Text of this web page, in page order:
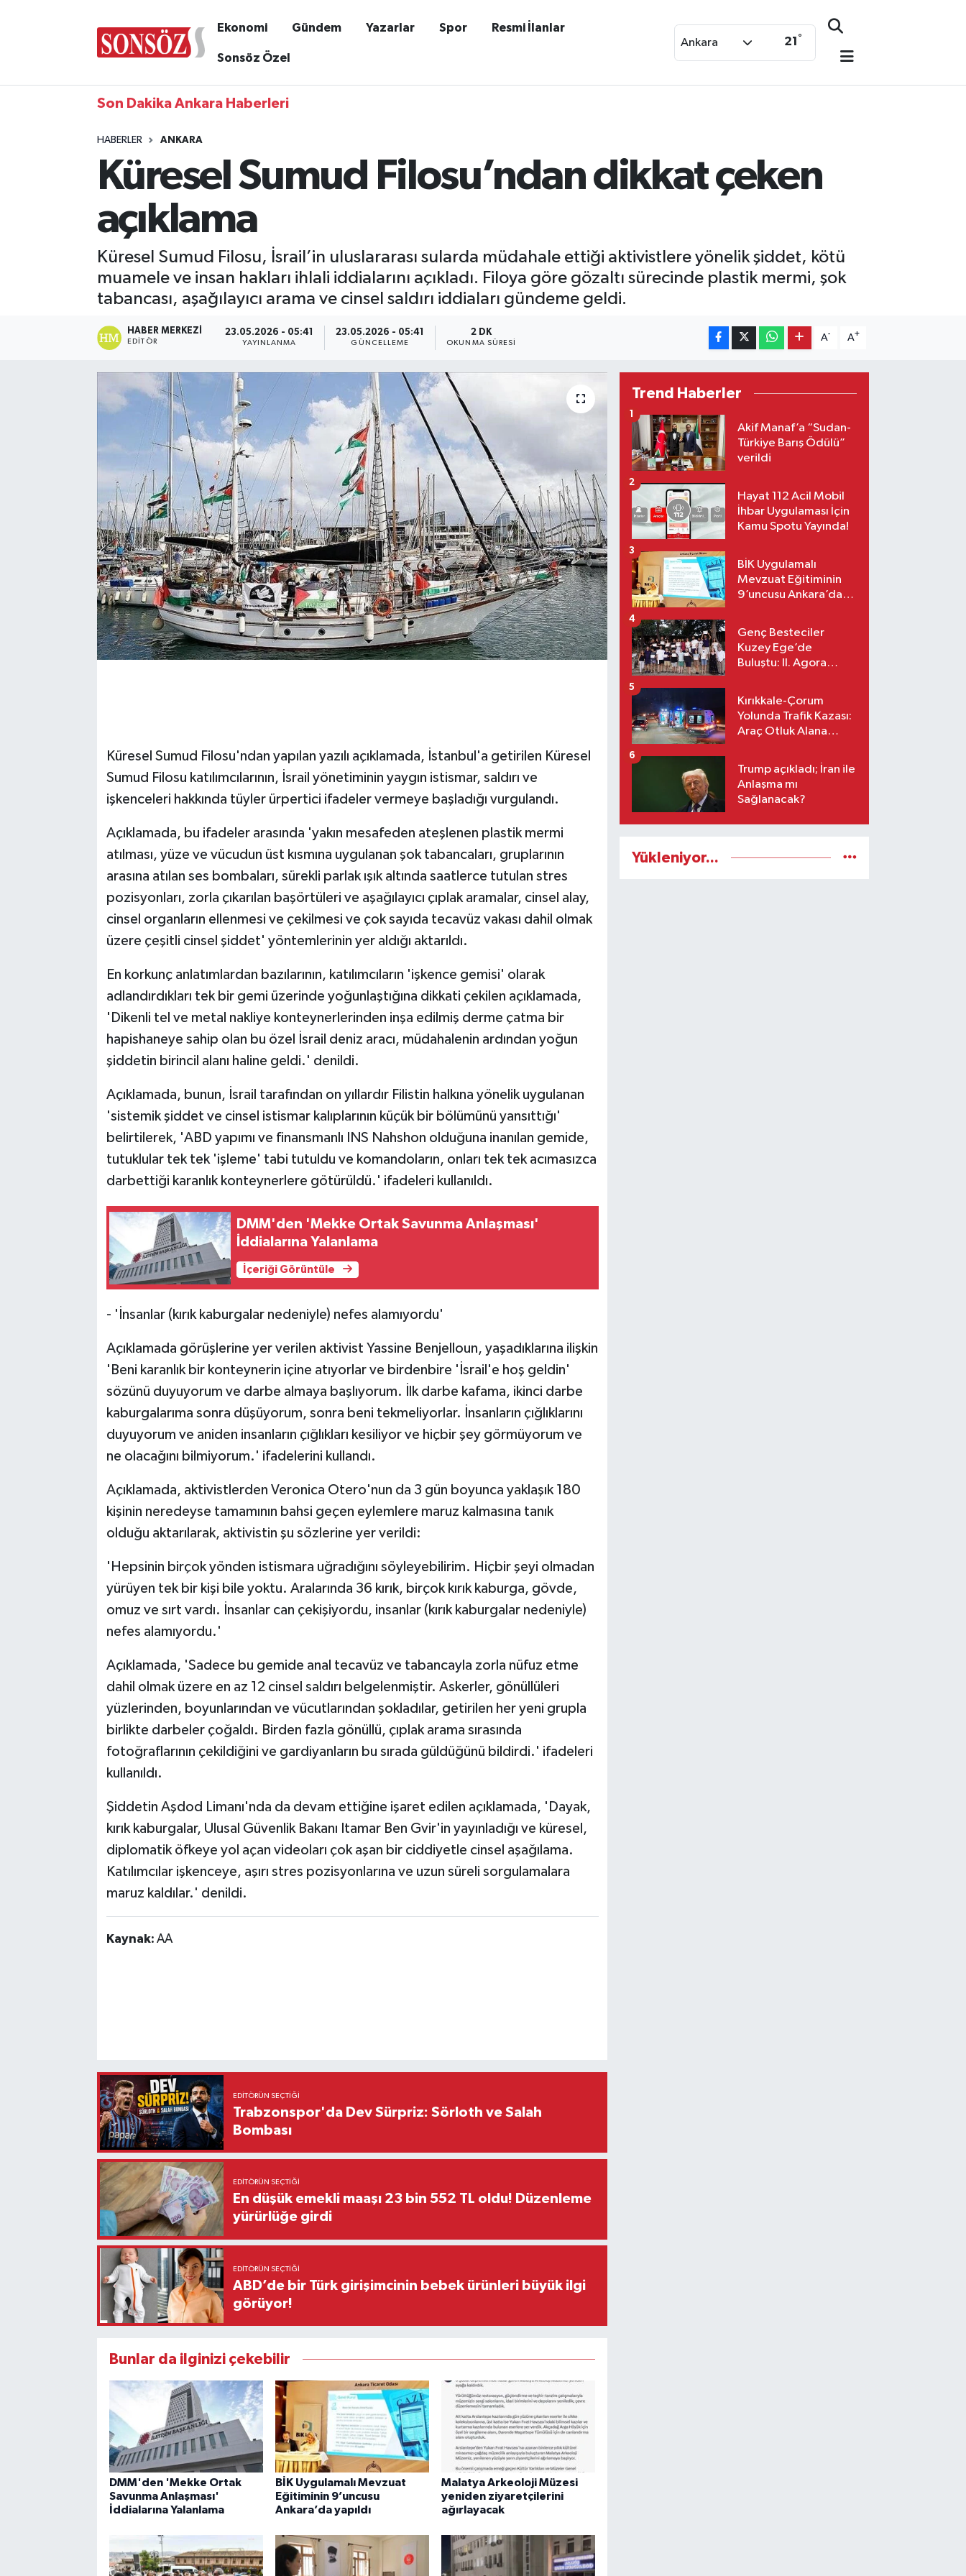
Ekonomi Gündem Yazarlar Spor Resmi İlanlar
Sonsöz Özel
Ankara 21 °
Son Dakika Ankara Haberleri
HABERLER ANKARA
Küresel Sumud Filosu’ndan dikkat çeken
açıklama
Küresel Sumud Filosu, İsrail’in uluslararası sularda müdahale ettiği aktivistlere yönelik şiddet, kötü
muamele ve insan hakları ihlali iddialarını açıkladı. Filoya göre gözaltı sürecinde plastik mermi, şok
tabancası, aşağılayıcı arama ve cinsel saldırı iddiaları gündeme geldi.
HABER MERKEZI
EDITÖR
23.05.2026 - 05:41
YAYINLANMA
23.05.2026 - 05:41
GÜNCELLEME
2 DK
OKUNMA SÜRESI
A- A+
Küresel Sumud Filosu'ndan yapılan yazılı açıklamada, İstanbul'a getirilen Küresel
Sumud Filosu katılımcılarının, İsrail yönetiminin yaygın istismar, saldırı ve
işkenceleri hakkında tüyler ürpertici ifadeler vermeye başladığı vurgulandı.
Açıklamada, bu ifadeler arasında 'yakın mesafeden ateşlenen plastik mermi
atılması, yüze ve vücudun üst kısmına uygulanan şok tabancaları, gruplarının
arasına atılan ses bombaları, sürekli parlak ışık altında saatlerce tutulan stres
pozisyonları, zorla çıkarılan başörtüleri ve aşağılayıcı çıplak aramalar, cinsel alay,
cinsel organların ellenmesi ve çekilmesi ve çok sayıda tecavüz vakası dahil olmak
üzere çeşitli cinsel şiddet' yöntemlerinin yer aldığı aktarıldı.
En korkunç anlatımlardan bazılarının, katılımcıların 'işkence gemisi' olarak
adlandırdıkları tek bir gemi üzerinde yoğunlaştığına dikkati çekilen açıklamada,
'Dikenli tel ve metal nakliye konteynerlerinden inşa edilmiş derme çatma bir
hapishaneye sahip olan bu özel İsrail deniz aracı, müdahalenin ardından yoğun
şiddetin birincil alanı haline geldi.' denildi.
Açıklamada, bunun, İsrail tarafından on yıllardır Filistin halkına yönelik uygulanan
'sistemik şiddet ve cinsel istismar kalıplarının küçük bir bölümünü yansıttığı'
belirtilerek, 'ABD yapımı ve finansmanlı INS Nahshon olduğuna inanılan gemide,
tutuklular tek tek 'işleme' tabi tutuldu ve komandoların, onları tek tek acımasızca
darbettiği karanlık konteynerlere götürüldü.' ifadeleri kullanıldı.
DMM'den 'Mekke Ortak Savunma Anlaşması'
İddialarına Yalanlama
İçeriği Görüntüle
- 'İnsanlar (kırık kaburgalar nedeniyle) nefes alamıyordu'
Açıklamada görüşlerine yer verilen aktivist Yassine Benjelloun, yaşadıklarına ilişkin
'Beni karanlık bir konteynerin içine atıyorlar ve birdenbire 'İsrail'e hoş geldin'
sözünü duyuyorum ve darbe almaya başlıyorum. İlk darbe kafama, ikinci darbe
kaburgalarıma sonra düşüyorum, sonra beni tekmeliyorlar. İnsanların çığlıklarını
duyuyorum ve aniden insanların çığlıkları kesiliyor ve hiçbir şey görmüyorum ve
ne olacağını bilmiyorum.' ifadelerini kullandı.
Açıklamada, aktivistlerden Veronica Otero'nun da 3 gün boyunca yaklaşık 180
kişinin neredeyse tamamının bahsi geçen eylemlere maruz kalmasına tanık
olduğu aktarılarak, aktivistin şu sözlerine yer verildi:
'Hepsinin birçok yönden istismara uğradığını söyleyebilirim. Hiçbir şeyi olmadan
yürüyen tek bir kişi bile yoktu. Aralarında 36 kırık, birçok kırık kaburga, gövde,
omuz ve sırt vardı. İnsanlar can çekişiyordu, insanlar (kırık kaburgalar nedeniyle)
nefes alamıyordu.'
Açıklamada, 'Sadece bu gemide anal tecavüz ve tabancayla zorla nüfuz etme
dahil olmak üzere en az 12 cinsel saldırı belgelenmiştir. Askerler, gönüllüleri
yüzlerinden, boyunlarından ve vücutlarından şokladılar, getirilen her yeni grupla
birlikte darbeler çoğaldı. Birden fazla gönüllü, çıplak arama sırasında
fotoğraflarının çekildiğini ve gardiyanların bu sırada güldüğünü bildirdi.' ifadeleri
kullanıldı.
Şiddetin Aşdod Limanı'nda da devam ettiğine işaret edilen açıklamada, 'Dayak,
kırık kaburgalar, Ulusal Güvenlik Bakanı Itamar Ben Gvir'in yayınladığı ve küresel,
diplomatik öfkeye yol açan videoları çok aşan bir ciddiyetle cinsel aşağılama.
Katılımcılar işkenceye, aşırı stres pozisyonlarına ve uzun süreli sorgulamalara
maruz kaldılar.' denildi.
Kaynak: AA
EDITÖRÜN SEÇTIĞI
Trabzonspor'da Dev Sürpriz: Sörloth ve Salah
Bombası
EDITÖRÜN SEÇTIĞI
En düşük emekli maaşı 23 bin 552 TL oldu! Düzenleme
yürürlüğe girdi
EDITÖRÜN SEÇTIĞI
ABD’de bir Türk girişimcinin bebek ürünleri büyük ilgi
görüyor!
Bunlar da ilginizi çekebilir
DMM'den 'Mekke Ortak
Savunma Anlaşması'
İddialarına Yalanlama
BİK Uygulamalı Mevzuat
Eğitiminin 9’uncusu
Ankara’da yapıldı
Malatya Arkeoloji Müzesi
yeniden ziyaretçilerini
ağırlayacak
Trend Haberler
Akif Manaf’a “Sudan-
Türkiye Barış Ödülü”
verildi
1
Hayat 112 Acil Mobil
İhbar Uygulaması İçin
Kamu Spotu Yayında!
2
BİK Uygulamalı
Mevzuat Eğitiminin
9’uncusu Ankara’da
3
Genç Besteciler
Kuzey Ege’de
Buluştu: II. Agora
4
Kırıkkale-Çorum
Yolunda Trafik Kazası:
Araç Otluk Alana
5
Trump açıkladı; İran ile
Anlaşma mı
Sağlanacak?
6
Yükleniyor...